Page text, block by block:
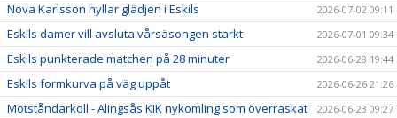
Nova Karlsson hyllar glädjen i Eskils 2026-07-02 09:11
Eskils damer vill avsluta vårsäsongen starkt 2026-07-01 09:34
Eskils punkterade matchen på 28 minuter 2026-06-28 19:44
Eskils formkurva på väg uppåt 2026-06-26 21:26
Motståndarkoll - Alingsås KIK nykomling som överraskat 2026-06-23 09:27